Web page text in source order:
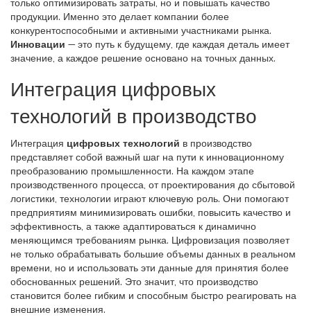
только оптимизировать затраты, но и повышать качество
продукции. Именно это делает компании более
конкурентоспособными и активными участниками рынка.
Инновации — это путь к будущему, где каждая деталь имеет
значение, а каждое решение основано на точных данных.
Интеграция цифровых
технологий в производство
Интеграция цифровых технологий в производство
представляет собой важный шаг на пути к инновационному
преобразованию промышленности. На каждом этапе
производственного процесса, от проектирования до сбытовой
логистики, технологии играют ключевую роль. Они помогают
предприятиям минимизировать ошибки, повысить качество и
эффективность, а также адаптироваться к динамично
меняющимся требованиям рынка. Цифровизация позволяет
не только обрабатывать большие объемы данных в реальном
времени, но и использовать эти данные для принятия более
обоснованных решений. Это значит, что производство
становится более гибким и способным быстро реагировать на
внешние изменения.